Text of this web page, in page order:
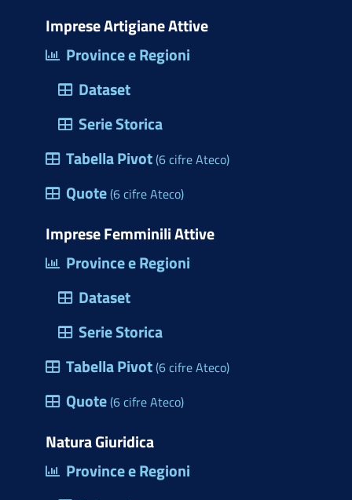
t
t
r
)
d
o
a
r
e
n
a
n
e
t
r
a
o
o
mImprese Artigiane Attive
Province e Regioni
Dataset
Serie Storica
Tabella Pivot(6 cifre Ateco)
Quote(6 cifre Ateco)
Imprese Femminili Attive
Province e Regioni
Dataset
Serie Storica
Tabella Pivot(6 cifre Ateco)
Quote(6 cifre Ateco)
Natura Giuridica
Province e Regioni